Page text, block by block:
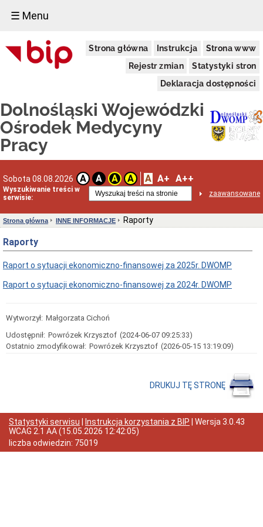
☰ Menu
Strona główna Instrukcja
Strona www
Rejestr zmian
Statystyki stron
Deklaracja dostępności
Dolnośląski Wojewódzki
Ośrodek Medycyny
Pracy
Sobota 08.08.2026 A A A A A A+ A++
Wyszukiwanie treści w
serwisie:
zaawansowane
INFORMACJE
O
DWOMP
Oddziały
DWOMP
Kierownictwo
Statut
Regulamin
DWOMP
Schemat
organizacyjny
Majątek
INNE
Akty
prawne
i
Procedura
przyjmowania
zewnętrznych
zgłoszeń
Strona główna INNE INFORMACJE Raporty
Raporty
Raport o sytuacji ekonomiczno-finansowej za 2025r. DWOMP
Raport o sytuacji ekonomiczno-finansowej za 2024r. DWOMP
Wytworzył: Małgorzata Cichoń
Udostępnił: Powrózek Krzysztof (2024-06-07 09:25:33)
Ostatnio zmodyfikował: Powrózek Krzysztof (2026-05-15 13:19:09)
DRUKUJ TĘ STRONĘ
Statystyki serwisu Instrukcja korzystania z BIP | Wersja 3.0.43
WCAG 2.1 AA(15.05.2026 12:42:05)
liczba odwiedzin: 75019